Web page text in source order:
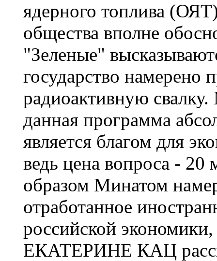
ядерного топлива
общества вполне
"Зеленые"
государство намерено
радиоактивную
данная программа
является благом для
ведь цена вопроса -
образом Минатом
отработанное
российской
ЕКАТЕРИНЕ КАЦ